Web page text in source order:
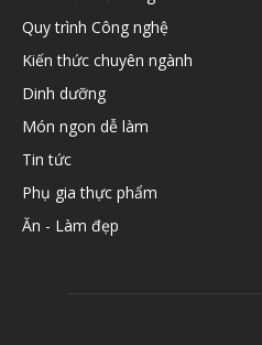
Quy trình Công nghệ
Kiến thức chuyên ngành
Dinh dưỡng
Món ngon dễ làm
Tin tức
Phụ gia thực phẩm
Ăn - Làm đẹp